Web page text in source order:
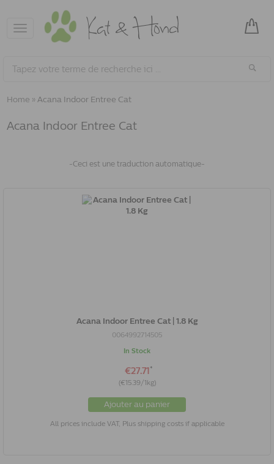
Toggle
navigation
Home » Acana Indoor Entree Cat
Acana Indoor Entree Cat
-Ceci est une traduction automatique-
Acana Indoor Entree Cat | 1.8 Kg
0064992714505
In Stock
€27.71 *
(€15.39/1kg)
Ajouter au panier
All prices include VAT, Plus shipping costs if applicable